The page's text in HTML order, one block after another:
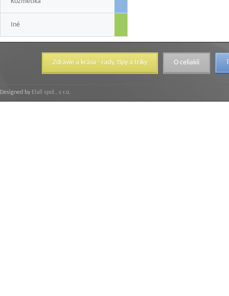
Iné
Zdravie a krása - rady, tipy a triky O celiakii
Designed by Elall spol., s r.o.